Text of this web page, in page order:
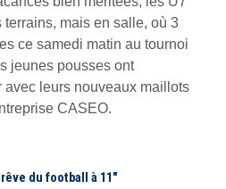
mais en salle, où 3
ce samedi matin au tournoi
jeunes pousses ont
avec leurs nouveaux maillots
CASEO.
du football à 11"